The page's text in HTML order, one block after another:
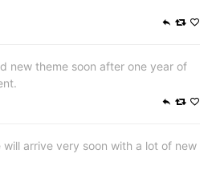
new theme soon after one year of
arrive very soon with a lot of new